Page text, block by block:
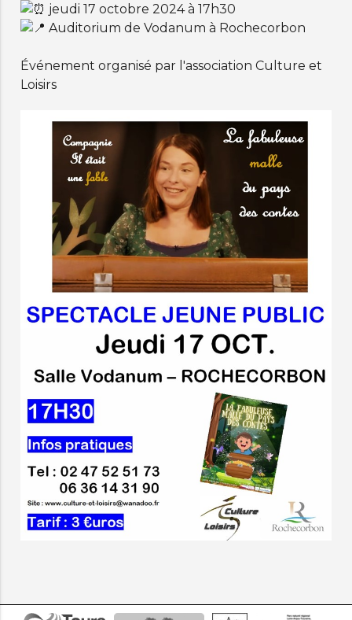
jeudi 17 octobre 2024 à 17h30
Auditorium de Vodanum à Rochecorbon
Événement organisé par l'association Culture et
Loisirs